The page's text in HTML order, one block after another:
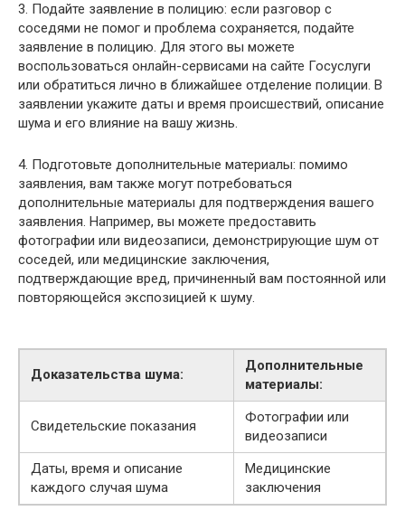
3. Подайте заявление в полицию: если разговор с
соседями не помог и проблема сохраняется, подайте
заявление в полицию. Для этого вы можете
воспользоваться онлайн-сервисами на сайте Госуслуги
или обратиться лично в ближайшее отделение полиции. В
заявлении укажите даты и время происшествий, описание
шума и его влияние на вашу жизнь.
4. Подготовьте дополнительные материалы: помимо
заявления, вам также могут потребоваться
дополнительные материалы для подтверждения вашего
заявления. Например, вы можете предоставить
фотографии или видеозаписи, демонстрирующие шум от
соседей, или медицинские заключения,
подтверждающие вред, причиненный вам постоянной или
повторяющейся экспозицией к шуму.
Доказательства шума:
Дополнительные
материалы:
Свидетельские показания
Фотографии или
видеозаписи
Даты, время и описание
каждого случая шума
Медицинские
заключения